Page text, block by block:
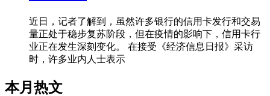
近日，记者了解到，虽然许多银行的信用卡发行和交易
量正处于稳步复苏阶段，但在疫情的影响下，信用卡行
业正在发生深刻变化。 在接受《经济信息日报》采访
时，许多业内人士表示
本月热文